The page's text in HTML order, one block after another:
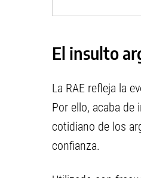
El insulto
La RAE refleja la
Por ello, acaba de
cotidiano de los
confianza.